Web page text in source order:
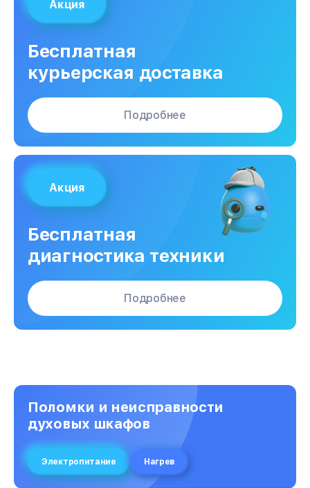
Акция
Бесплатная
курьерская доставка
Подробнее
Акция
Бесплатная
диагностика техники
Подробнее
Поломки и неисправности
духовых шкафов
Электропитание Нагрев